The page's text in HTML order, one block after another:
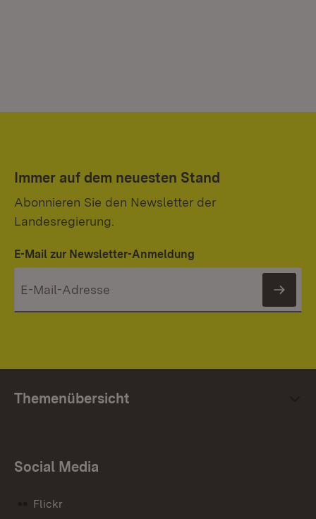
Immer auf dem neuesten Stand
Abonnieren Sie den Newsletter der
Landesregierung.
E-Mail zur Newsletter-Anmeldung
Themenübersicht
Social Media
Flickr